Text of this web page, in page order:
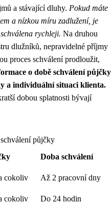
a stávající dluhy. Pokud máte
a nízkou míru zadlužení, je
rychleji. Na druhou
dlužníků, nepravidelné příjmy
proces schválení prodloužit,
o době schválení půjčky
a individuální situaci klienta.
dobou splatnosti bývají
půjčky
Doba schválení
cokoliv Až 2 pracovní dny
cokoliv Do 24 hodin